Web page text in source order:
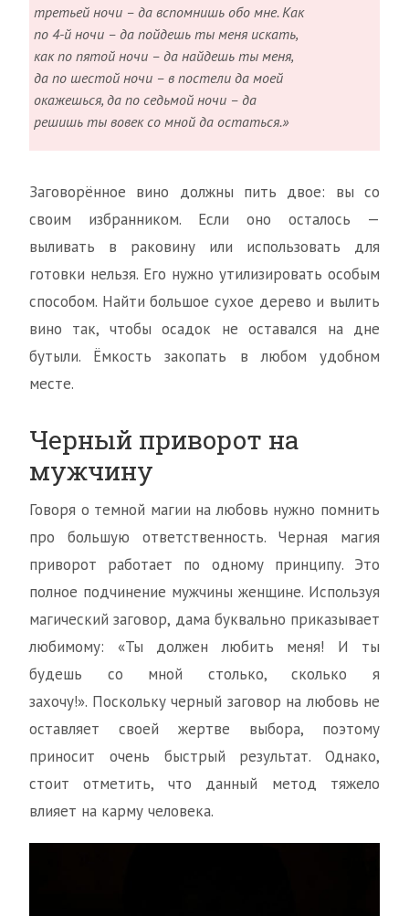
третьей ночи – да вспомнишь обо мне. Как
по 4-й ночи – да пойдешь ты меня искать,
как по пятой ночи – да найдешь ты меня,
да по шестой ночи – в постели да моей
окажешься, да по седьмой ночи – да
решишь ты вовек со мной да остаться.»
Заговорённое вино должны пить двое: вы со
своим избранником. Если оно осталось —
выливать в раковину или использовать для
готовки нельзя. Его нужно утилизировать особым
способом. Найти большое сухое дерево и вылить
вино так, чтобы осадок не оставался на дне
бутыли. Ёмкость закопать в любом удобном
месте.
Черный приворот на
мужчину
Говоря о темной магии на любовь нужно помнить
про большую ответственность. Черная магия
приворот работает по одному принципу. Это
полное подчинение мужчины женщине. Используя
магический заговор, дама буквально приказывает
любимому: «Ты должен любить меня! И ты
будешь со мной столько, сколько я
захочу!». Поскольку черный заговор на любовь не
оставляет своей жертве выбора, поэтому
приносит очень быстрый результат. Однако,
стоит отметить, что данный метод тяжело
влияет на карму человека.